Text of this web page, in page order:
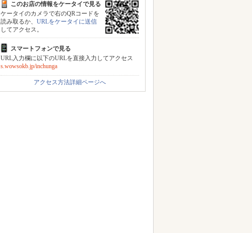
このお店の情報をケータイで見る
ケータイのカメラで右のQRコードを
読み取るか、 URLをケータイに送信
してアクセス。
スマートフォンで見る
URL入力欄に以下のURLを直接入力してアクセス
s.wowsokb.jp/inchunga
アクセス方法詳細ページへ